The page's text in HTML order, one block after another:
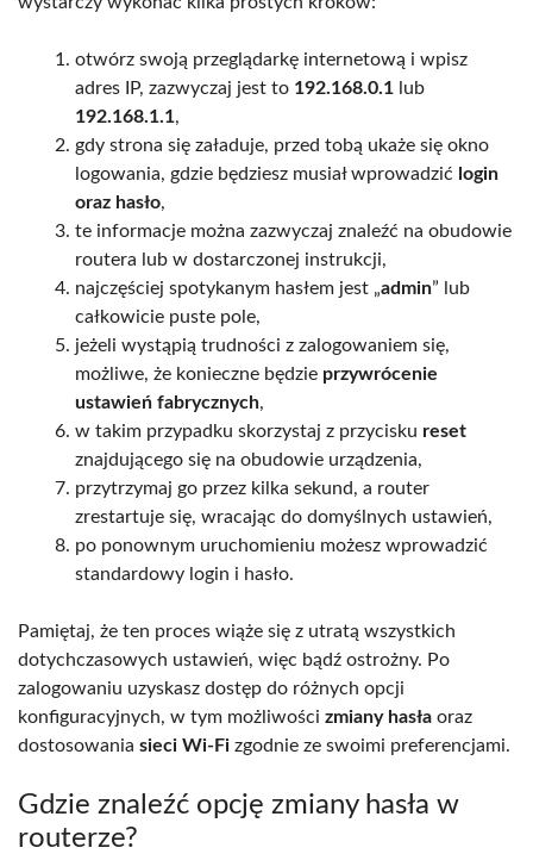
otwórz swoją przeglądarkę internetową i wpisz
adres IP, zazwyczaj jest to 192.168.0.1 lub
192.168.1.1,
gdy strona się załaduje, przed tobą ukaże się okno
logowania, gdzie będziesz musiał wprowadzić login
oraz hasło,
te informacje można zazwyczaj znaleźć na obudowie
routera lub w dostarczonej instrukcji,
najczęściej spotykanym hasłem jest „admin” lub
całkowicie puste pole,
jeżeli wystąpią trudności z zalogowaniem się,
możliwe, że konieczne będzie przywrócenie
ustawień fabrycznych,
w takim przypadku skorzystaj z przycisku reset
znajdującego się na obudowie urządzenia,
przytrzymaj go przez kilka sekund, a router
zrestartuje się, wracając do domyślnych ustawień,
po ponownym uruchomieniu możesz wprowadzić
standardowy login i hasło.
Pamiętaj, że ten proces wiąże się z utratą wszystkich
dotychczasowych ustawień, więc bądź ostrożny. Po
zalogowaniu uzyskasz dostęp do różnych opcji
konfiguracyjnych, w tym możliwości zmiany hasła oraz
dostosowania sieci Wi-Fi zgodnie ze swoimi preferencjami.
Gdzie znaleźć opcję zmiany hasła w
routerze?